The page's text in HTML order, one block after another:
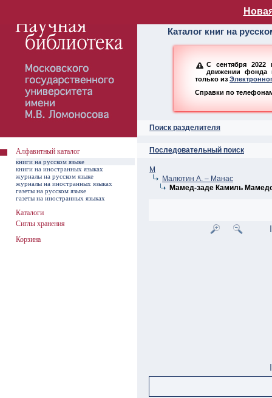
Алфавитный
Каталог книг на
С сентября 2022
движении фонда
только из
Справки по
Поиск разделителя
Последовательный поиск
М
Малютин А. – Манас
Мамед-заде Камиль
Алфавитный каталог
книги на русском языке
книги на иностранных языках
журналы на русском языке
журналы на иностранных языках
газеты на русском языке
газеты на иностранных языках
Каталоги
Сиглы хранения
Корзина